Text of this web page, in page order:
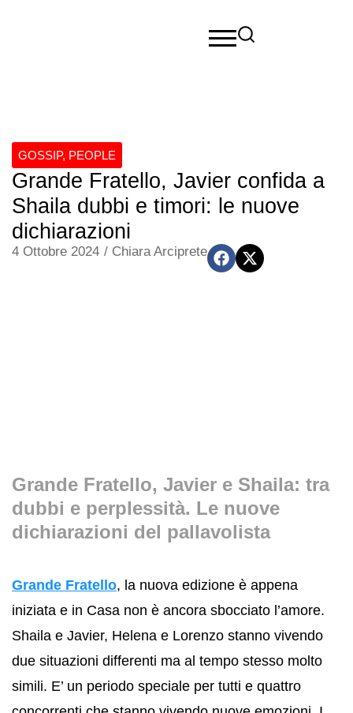
GOSSIP, PEOPLE
Grande Fratello, Javier confida a
Shaila dubbi e timori: le nuove
dichiarazioni
4 Ottobre 2024 / Chiara Arciprete
Grande Fratello, Javier e Shaila: tra
dubbi e perplessità. Le nuove
dichiarazioni del pallavolista
Grande Fratello, la nuova edizione è appena
iniziata e in Casa non è ancora sbocciato l’amore.
Shaila e Javier, Helena e Lorenzo stanno vivendo
due situazioni differenti ma al tempo stesso molto
simili. E’ un periodo speciale per tutti e quattro